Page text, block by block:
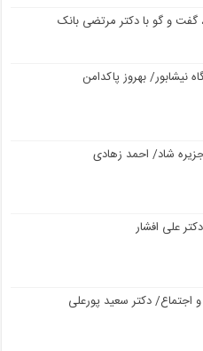
گفت و گو با دکتر مرتضی بانک
نیشابور/ بهروز پاکدامن
شاد/ احمد زهادی
علی افشار
اجتماع/ دکتر سعید پورعلی